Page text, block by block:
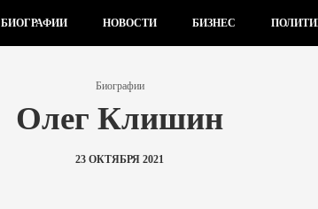
БИОГРАФИИ НОВОСТИ БИЗНЕС
Биографии
Олег Клишин
23 ОКТЯБРЯ 2021